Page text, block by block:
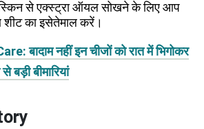
से एक्स्ट्रा ऑयल सोखने के लिए आप
का इसेतेमाल करें।
बादाम नहीं इन चीजों को रात में भिगोकर
बड़ी बीमारियां